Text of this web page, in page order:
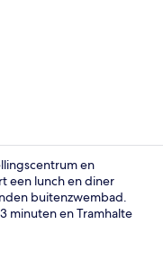
Een
en
een lunch en diner
buitenzwembad.
minuten en Tramhalte